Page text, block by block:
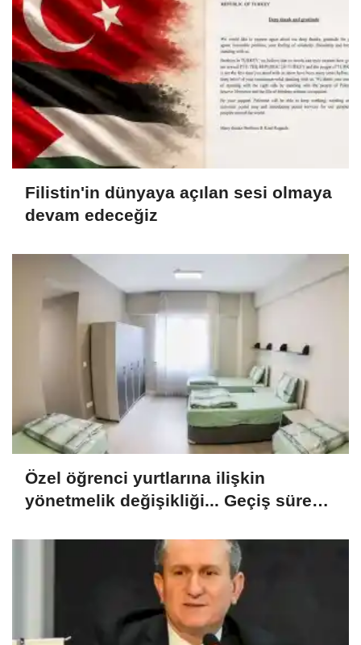
Filistin'in dünyaya açılan sesi olmaya
devam edeceğiz
Özel öğrenci yurtlarına ilişkin
yönetmelik değişikliği... Geçiş süresi